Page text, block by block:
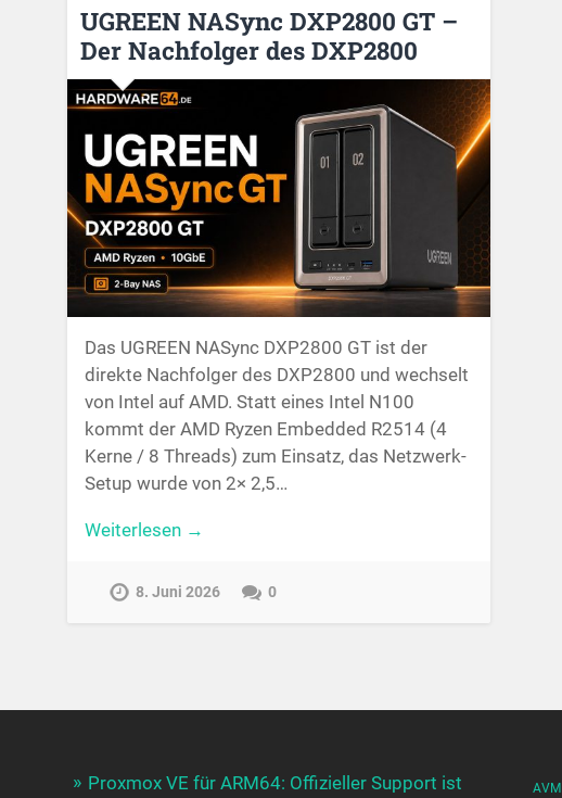
UGREEN NASync DXP2800 GT –
Der Nachfolger des DXP2800
Das UGREEN NASync DXP2800 GT ist der
direkte Nachfolger des DXP2800 und wechselt
von Intel auf AMD. Statt eines Intel N100
kommt der AMD Ryzen Embedded R2514 (4
Kerne / 8 Threads) zum Einsatz, das Netzwerk-
Setup wurde von 2× 2,5…
Weiterlesen →
8. Juni 2026 0
Proxmox VE für ARM64: Offizieller Support ist
AVM